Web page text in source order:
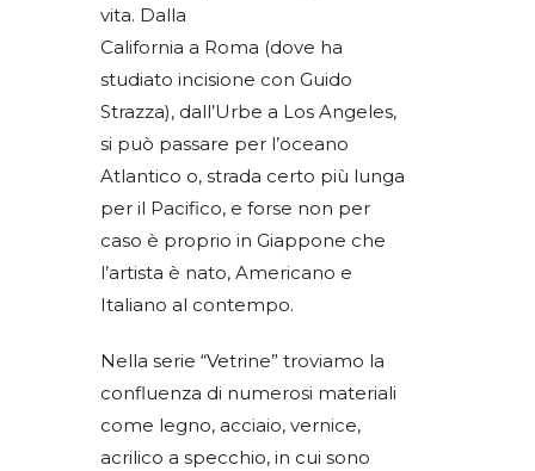
vita. Dalla
California a Roma (dove ha
studiato incisione con Guido
Strazza), dall’Urbe a Los Angeles,
si può passare per l’oceano
Atlantico o, strada certo più lunga
per il Pacifico, e forse non per
caso è proprio in Giappone che
l’artista è nato, Americano e
Italiano al contempo.
Nella serie “Vetrine” troviamo la
confluenza di numerosi materiali
come legno, acciaio, vernice,
acrilico a specchio, in cui sono